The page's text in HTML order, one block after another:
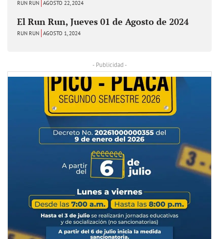
RUN RUN AGOSTO 22, 2024
El Run Run, Jueves 01 de Agosto de 2024
RUN RUN AGOSTO 1, 2024
- Publicidad -